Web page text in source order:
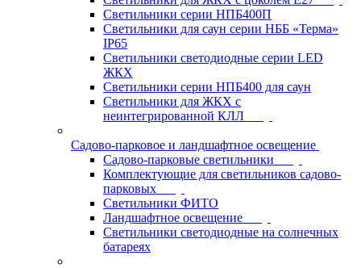
Светильники серии НПБ400П
Светильники для саун серии НББ «Терма»
IP65
Светильники светодиодные серии LED
ЖКХ
Светильники серии НПБ400 для саун
Светильники для ЖКХ с
неинтегрированной КЛЛ
Садово-парковое и ландшафтное освещение
Садово-парковые светильники
Комплектующие для светильников садово-
парковых
Светильники ФИТО
Ландшафтное освещение
Светильники светодиодные на солнечных
батареях